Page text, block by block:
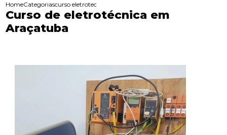
HomeCategoriascurso eletrotecnica aracatuba
Curso de eletrotécnica em
Araçatuba